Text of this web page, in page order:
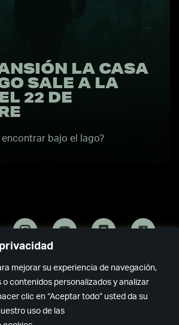
mejorar su experiencia de navegación,
contenidos personalizados y analizar
clic en “Aceptar todo” usted da su
uso de las
LA CASA
SALE A LA
22 DE
encontrar bajo el lago?
RemedyEpic
Games